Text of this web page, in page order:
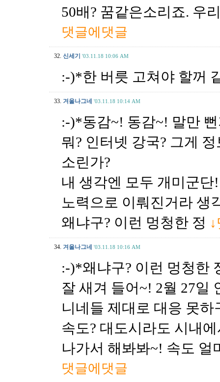
50배? 꿈같은소리죠. 우
댓글에댓글
32. 신세기 '03.11.18 10:06 AM
:-)*한 버릇 고쳐야 할꺼
33. 겨울나그네 '03.11.18 10:14 AM
:-)*동감~! 동감~! 말만
뭐? 인터넷 강국? 그게
소린가?
내 생각엔 모두 개미군
노력으로 이뤄진거라 생
왜냐구? 이런 멍청한 정
34. 겨울나그네 '03.11.18 10:16 AM
:-)*왜냐구? 이런 멍청한
잘 새겨 들어~! 2월 27일
니네들 제대로 대응 못
속도? 대도시라도 시내
나가서 해봐봐~! 속도 얼
댓글에댓글